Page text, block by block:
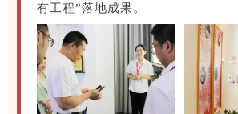
有工程”落地成果。